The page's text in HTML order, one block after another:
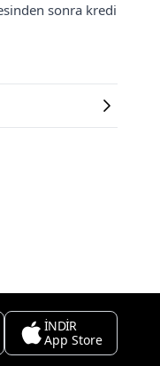
sonra kredi
İNDİR
App Store